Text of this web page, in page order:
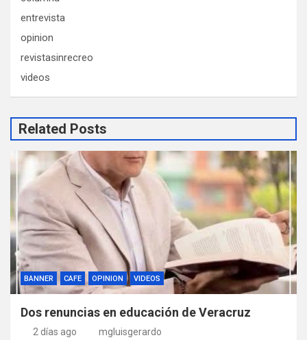
entrevista
opinion
revistasinrecreo
videos
Related Posts
BANNER CAFE OPINION VIDEOS
Dos renuncias en educación de Veracruz
2 días ago mgluisgerardo